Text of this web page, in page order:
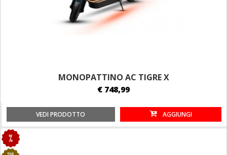
MONOPATTINO AC TIGRE X
€ 748,99
VEDI PRODOTTO AGGIUNGI